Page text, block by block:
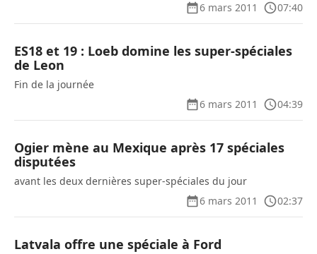
6 mars 2011
07:40
ES18 et 19 : Loeb domine les super-spéciales
de Leon
Fin de la journée
6 mars 2011
04:39
Ogier mène au Mexique après 17 spéciales
disputées
avant les deux dernières super-spéciales du jour
6 mars 2011
02:37
Latvala offre une spéciale à Ford